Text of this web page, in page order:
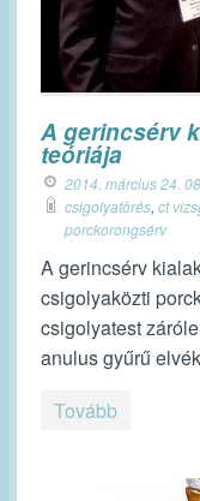
A gerincsérv
teóriája
2014. március 24.
csigolyatörés, ct
porckorongsérv
A gerincsérv
csigolyaközti
csigolyatest
anulus gyűrű
Tovább